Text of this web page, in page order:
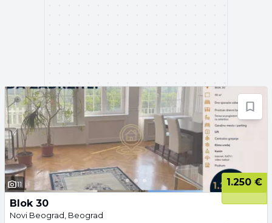
11
1.250 €
Blok 30
Novi Beograd, Beograd